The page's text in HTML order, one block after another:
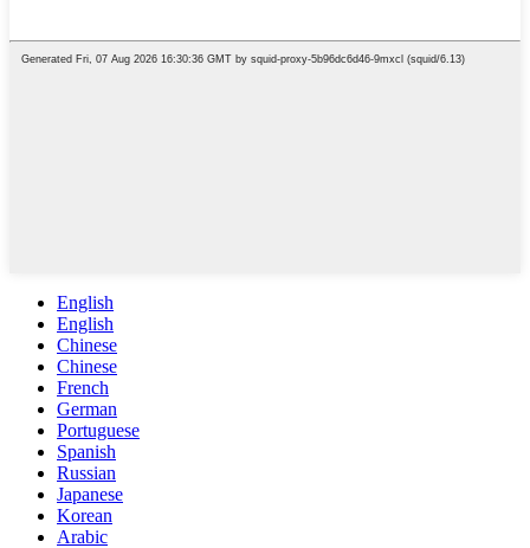
English
English
Chinese
Chinese
French
German
Portuguese
Spanish
Russian
Japanese
Korean
Arabic